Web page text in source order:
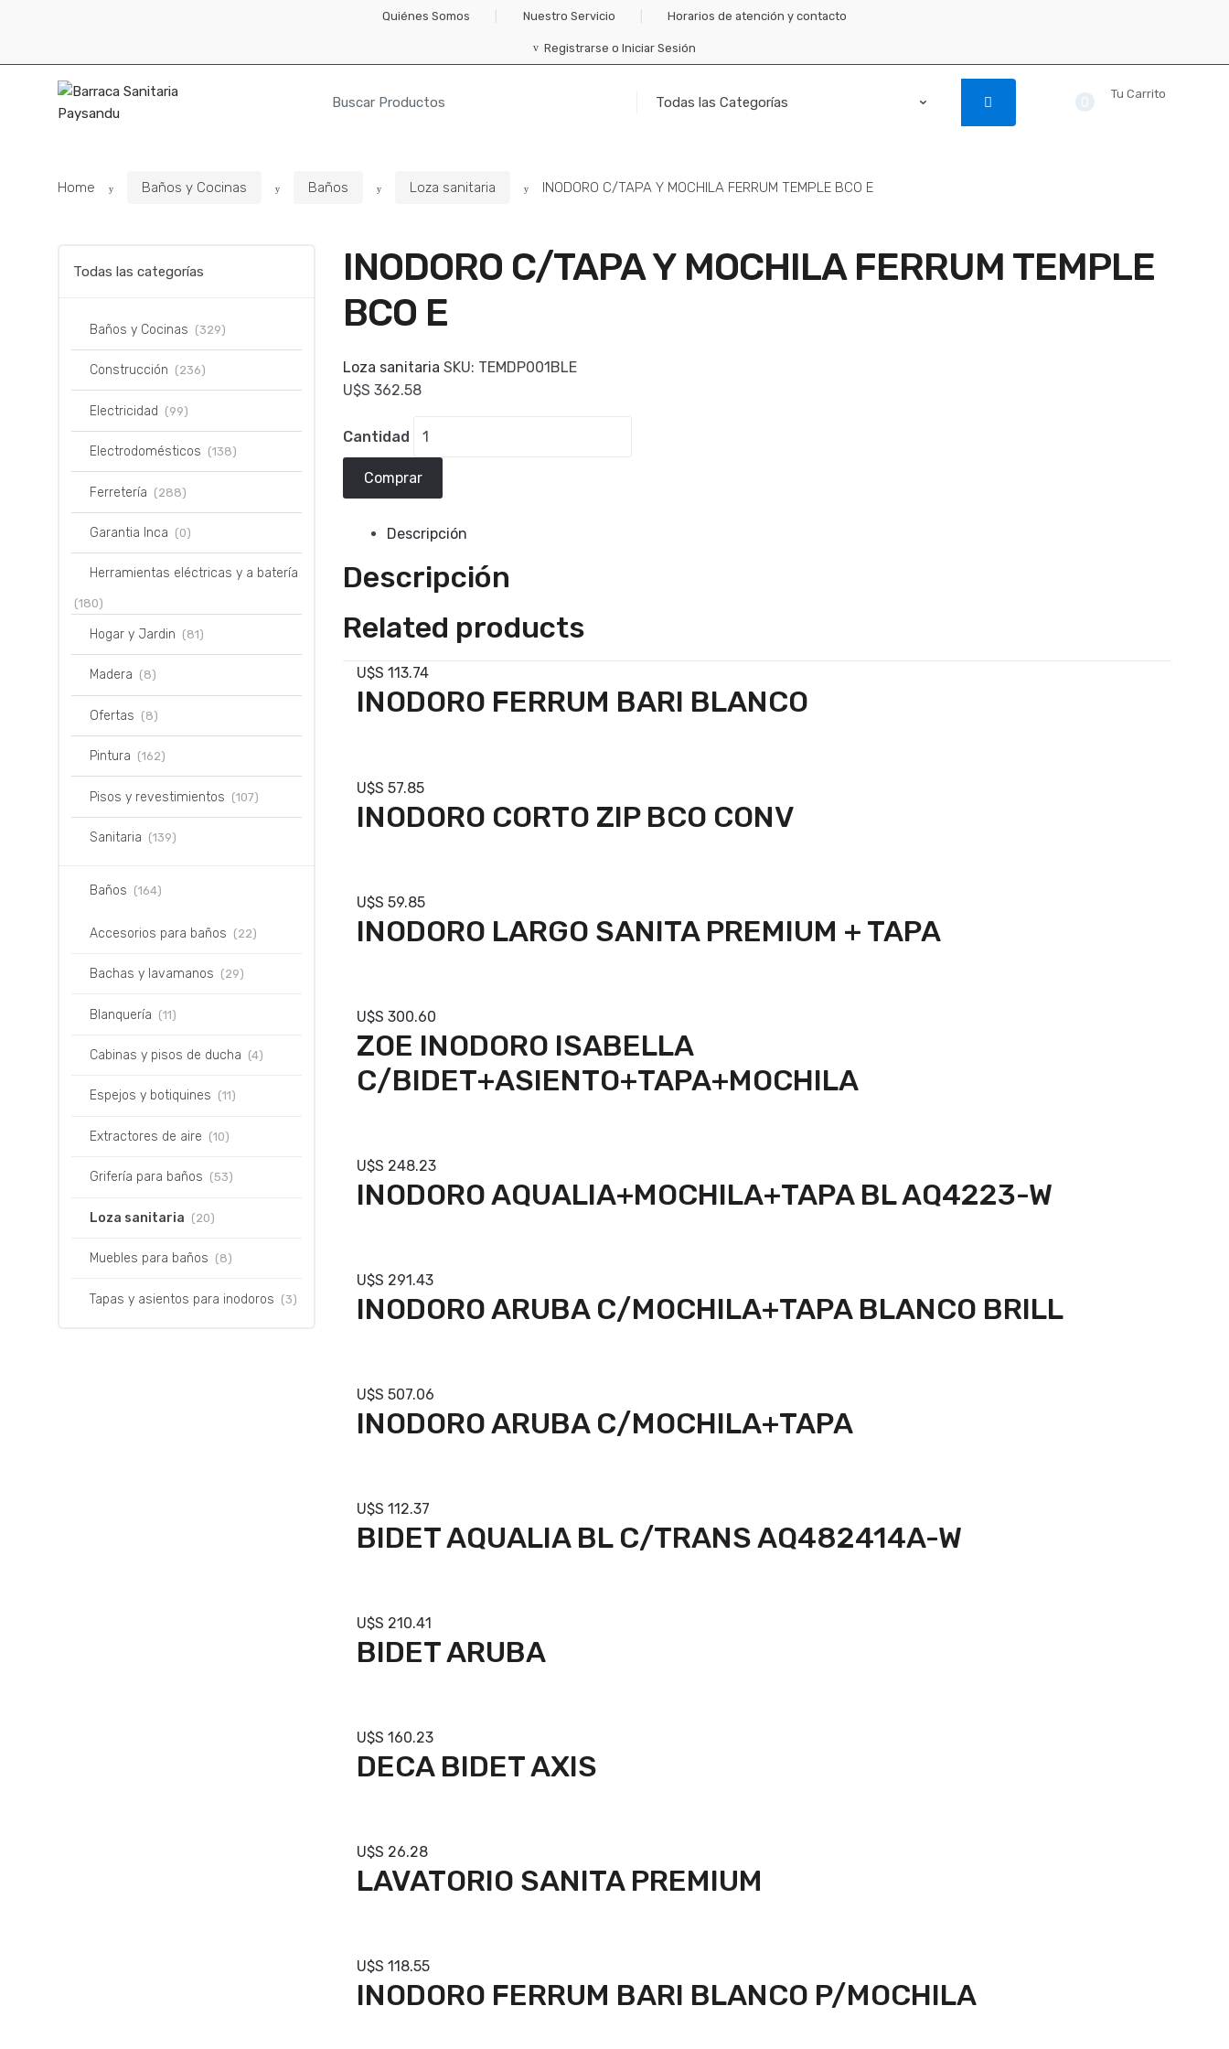
Quiénes Somos Nuestro Servicio Horarios de atención y contacto
Registrarse o Iniciar Sesión
para:
Tu Carrito
Home Baños y Cocinas Baños Loza sanitaria INODORO C/TAPA Y MOCHILA FERRUM TEMPLE BCO E
INODORO C/TAPA Y MOCHILA FERRUM TEMPLE
BCO E
Loza sanitaria SKU: TEMDP001BLE
U$S 362.58
Cantidad
Comprar
Descripción
Descripción
Related products
U$S 113.74
INODORO FERRUM BARI BLANCO
U$S 57.85
INODORO CORTO ZIP BCO CONV
U$S 59.85
INODORO LARGO SANITA PREMIUM + TAPA
U$S 300.60
ZOE INODORO ISABELLA
C/BIDET+ASIENTO+TAPA+MOCHILA
U$S 248.23
INODORO AQUALIA+MOCHILA+TAPA BL AQ4223-W
U$S 291.43
INODORO ARUBA C/MOCHILA+TAPA BLANCO BRILL
U$S 507.06
INODORO ARUBA C/MOCHILA+TAPA
U$S 112.37
BIDET AQUALIA BL C/TRANS AQ482414A-W
U$S 210.41
BIDET ARUBA
U$S 160.23
DECA BIDET AXIS
U$S 26.28
LAVATORIO SANITA PREMIUM
U$S 118.55
INODORO FERRUM BARI BLANCO P/MOCHILA
Todas las categorías
Baños y Cocinas (329)
Construcción (236)
Electricidad (99)
Electrodomésticos (138)
Ferretería (288)
Garantia Inca (0)
Herramientas eléctricas y a batería
(180)
Hogar y Jardin (81)
Madera (8)
Ofertas (8)
Pintura (162)
Pisos y revestimientos (107)
Sanitaria (139)
Baños (164)
Accesorios para baños (22)
Bachas y lavamanos (29)
Blanquería (11)
Cabinas y pisos de ducha (4)
Espejos y botiquines (11)
Extractores de aire (10)
Grifería para baños (53)
Loza sanitaria (20)
Muebles para baños (8)
Tapas y asientos para inodoros (3)